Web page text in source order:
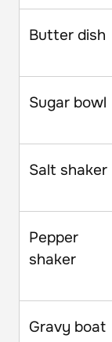
Butter dish
Sugar bowl
Salt shaker
Pepper
shaker
Gravy boat